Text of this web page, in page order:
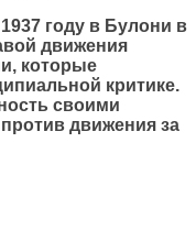
году в Булони в
движения
которые
критике.
своими
движения за